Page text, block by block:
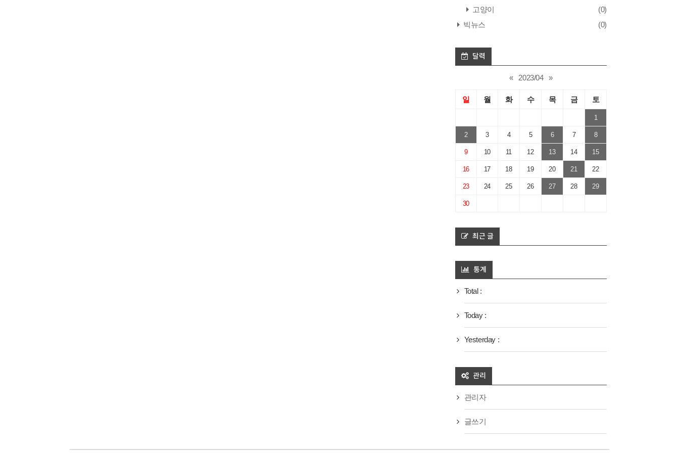
고양이
(0)
빅뉴스
(0)
달력
« 2023/04 »
일 월 화 수 목 금 토
1
2 3 4 5 6 7 8
9 10 11 12 13 14 15
16 17 18 19 20 21 22
23 24 25 26 27 28 29
30
최근 글
통계
Total :
Today :
Yesterday :
관리
관리자
글쓰기